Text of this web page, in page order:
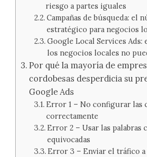
riesgo a partes iguales
Campañas de búsqueda: el
estratégico para negocios
Google Local Services Ads:
los negocios locales no
Por qué la mayoría de
cordobesas desperdicia su
Google Ads
Error 1 – No configurar las
correctamente
Error 2 – Usar las palabras
equivocadas
Error 3 – Enviar el tráfico a